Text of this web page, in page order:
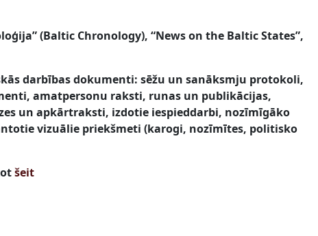
(Baltic Chronology), “News on the Baltic States”,
darbības dokumenti: sēžu un sanāksmju protokoli,
amatpersonu raksti, runas un publikācijas,
un apkārtraksti, izdotie iespieddarbi, nozīmīgāko
vizuālie priekšmeti (karogi, nozīmītes, politisko
šeit